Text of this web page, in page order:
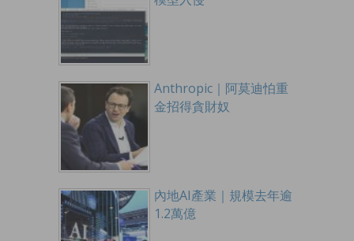
Anthropic｜阿莫迪怕重
金招得貪財奴
內地AI產業｜規模去年逾
1.2萬億